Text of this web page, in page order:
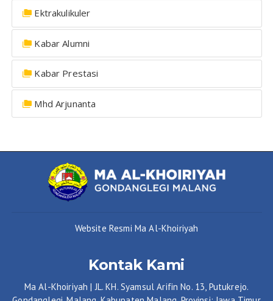
Ektrakulikuler
Kabar Alumni
Kabar Prestasi
Mhd Arjunanta
Website Resmi Ma Al-Khoiriyah
Kontak Kami
Ma Al-Khoiriyah | JL. KH. Syamsul Arifin No. 13, Putukrejo.